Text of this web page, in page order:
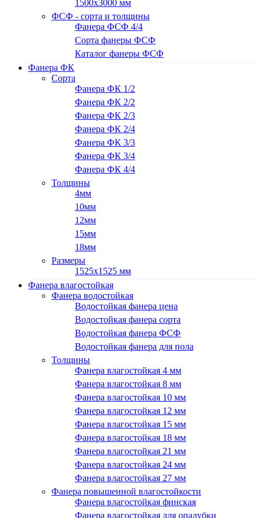
1500х3000 мм
ФСФ - сорта и толщины
Фанера ФСФ 4/4
Сорта фанеры ФСФ
Каталог фанеры ФСФ
Фанера ФК
Сорта
Фанера ФК 1/2
Фанера ФК 2/2
Фанера ФК 2/3
Фанера ФК 2/4
Фанера ФК 3/3
Фанера ФК 3/4
Фанера ФК 4/4
Толщины
4мм
10мм
12мм
15мм
18мм
Размеры
1525х1525 мм
Фанера влагостойкая
Фанера водостойкая
Водостойкая фанера цена
Водостойкая фанера сорта
Водостойкая фанера ФСФ
Водостойкая фанера для пола
Толщины
Фанера влагостойкая 4 мм
Фанера влагостойкая 8 мм
Фанера влагостойкая 10 мм
Фанера влагостойкая 12 мм
Фанера влагостойкая 15 мм
Фанера влагостойкая 18 мм
Фанера влагостойкая 21 мм
Фанера влагостойкая 24 мм
Фанера влагостойкая 27 мм
Фанера повышенной влагостойкости
Фанера влагостойкая финская
Фанера влагостойкая для опалубки